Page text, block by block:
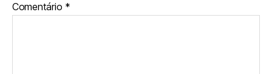
Comentário *